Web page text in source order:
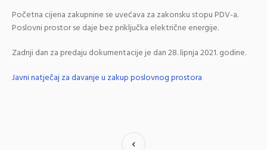
Početna cijena zakupnine se uvećava za zakonsku stopu PDV-a.
Poslovni prostor se daje bez priključka električne energije.
Zadnji dan za predaju dokumentacije je dan 28. lipnja 2021. godine.
Javni natječaj za davanje u zakup poslovnog prostora